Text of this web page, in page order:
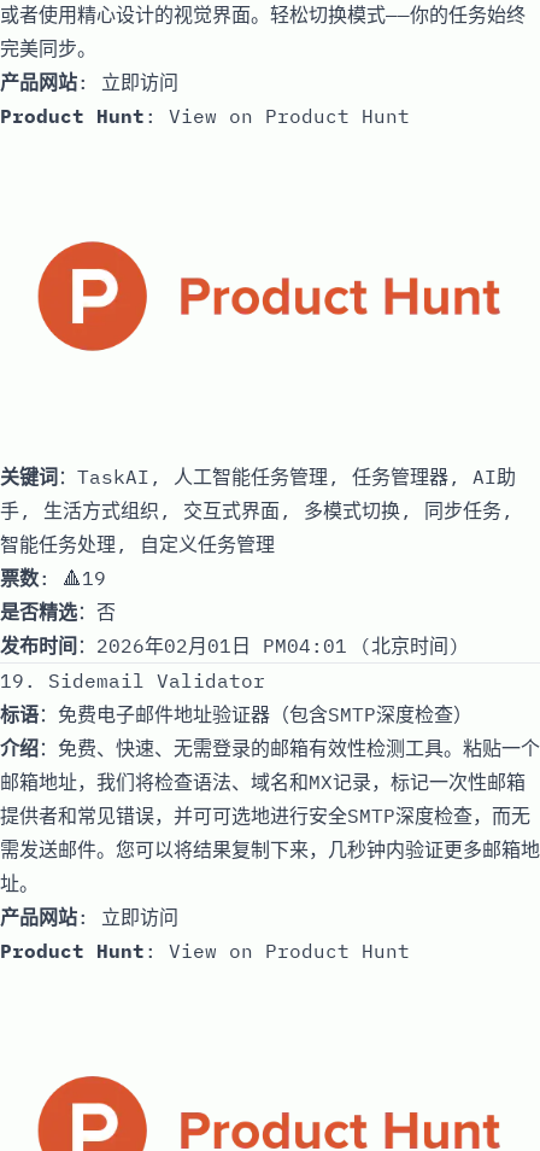
或者使用精心设计的视觉界面。轻松切换模式——你的任务始终
完美同步。
产品网站: 立即访问
Product Hunt : View on Product Hunt
关键词：TaskAI, 人工智能任务管理, 任务管理器, AI助
手, 生活方式组织, 交互式界面, 多模式切换, 同步任务,
智能任务处理, 自定义任务管理
票数: 🔺19
是否精选：否
发布时间 ：2026年02月01日 PM04:01 (北京时间)
19. Sidemail Validator
标语：免费电子邮件地址验证器（包含SMTP深度检查）
介绍：免费、快速、无需登录的邮箱有效性检测工具。粘贴一个
邮箱地址，我们将检查语法、域名和MX记录，标记一次性邮箱
提供者和常见错误，并可可选地进行安全SMTP深度检查，而无
需发送邮件。您可以将结果复制下来，几秒钟内验证更多邮箱地
址。
产品网站: 立即访问
Product Hunt : View on Product Hunt